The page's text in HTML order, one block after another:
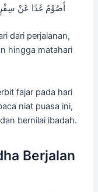
أَصُوْمُ غَدًا عَنْ
dari perjalanan,
hingga matahari
fajar pada hari
niat puasa ini,
bernilai ibadah.
Berjalan